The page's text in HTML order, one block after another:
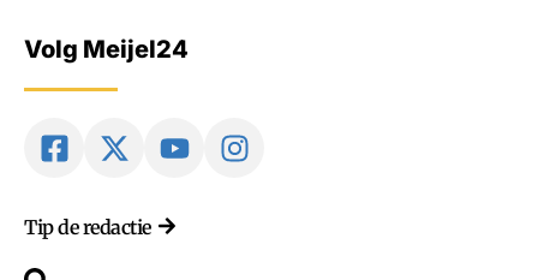
Volg Meijel24
Tip de redactie